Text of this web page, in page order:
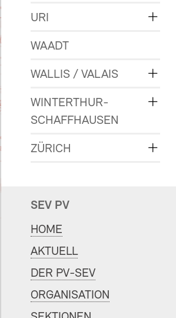
URI
WAADT
WALLIS / VALAIS
WINTERTHUR-
SCHAFFHAUSEN
ZÜRICH
SEV PV
HOME
AKTUELL
DER PV-SEV
ORGANISATION